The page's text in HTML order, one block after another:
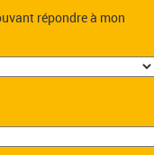
répondre à mon